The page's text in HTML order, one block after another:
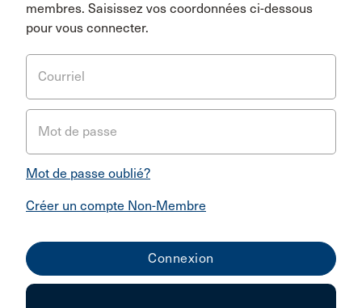
membres. Saisissez vos coordonnées ci-dessous
pour vous connecter.
Courriel
Mot de passe
Mot de passe oublié?
Créer un compte Non-Membre